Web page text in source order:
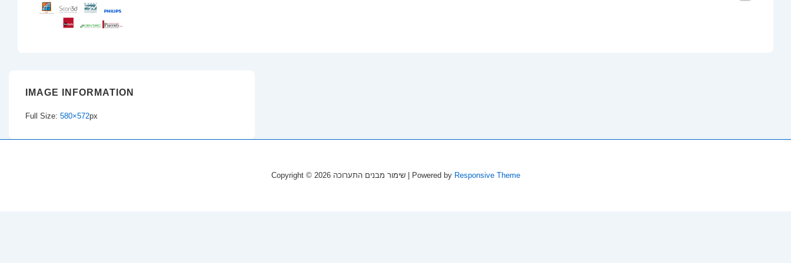
IMAGE INFORMATION
Full Size: 580×572px
Copyright © 2026 שימור מבנים התערוכה | Powered by Responsive Theme